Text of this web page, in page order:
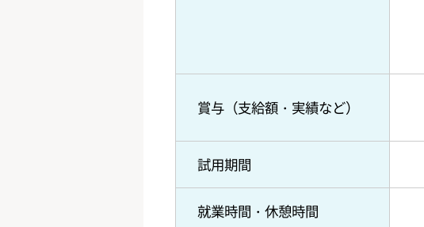
賞与（支給額・実績など）
試用期間
就業時間・休憩時間